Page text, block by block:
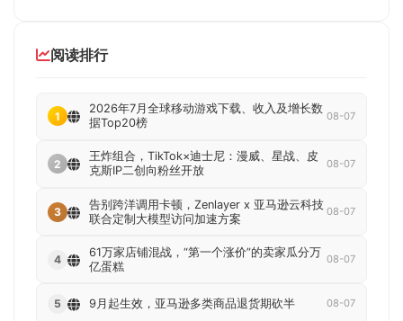
阅读排行
1
2026年7月全球移动游戏下载、收入及增长数
据Top20榜
08-07
2
王炸组合，TikTok×迪士尼：漫威、星战、皮
克斯IP二创向粉丝开放
08-07
3
告别跨洋调用卡顿，Zenlayer x 亚马逊云科技
联合定制大模型访问加速方案
08-07
4
61万家店铺混战，“第一个涨价”的卖家瓜分万
亿蛋糕
08-07
5 9月起生效，亚马逊多类商品退货期砍半 08-07